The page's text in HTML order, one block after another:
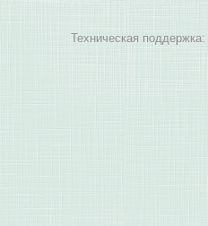
Техническая поддержка: